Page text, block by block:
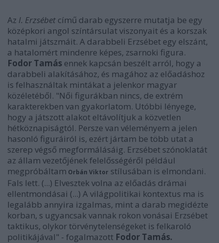
Az I. Erzsébet című darab egyszerre mutatja be egy
középkori angol színtársulat viszonyait és a korszak
hatalmi játszmáit. A darabbeli Erzsébet egy elszánt,
a hatalomért mindenre képes, zsarnoki figura.
Fodor Tamás ennek kapcsán beszélt arról, hogy a
darabbeli alakításához, és magához az előadáshoz
is felhasználtak mintákat a jelenkor magyar
közéletéből. "Női figurákban nincs, de extrém
karakterekben van gyakorlatom. Utóbbi lényege,
hogy a játszott alakot eltávolítjuk a közvetlen
hétköznapiságtól. Persze van véleményem a jelen
hasonló figuráiról is, ezért jártam be több utat a
szerep végső megformálásáig. Erzsébet szónoklatát
az állam vezetőjének felelősségéről például
megpróbáltam Orbán Viktor stílusában is elmondani.
Fals lett. (...) Elvesztek volna az előadás drámai
ellentmondásai (...) A világpolitikai kontextus ma is
legalább annyira izgalmas, mint a darab megidézte
korban, s ugyancsak vannak rokon vonásai Erzsébet
taktikus, olykor törvénytelenségeket is felkaroló
politikájával" - fogalmazott Fodor Tamás.